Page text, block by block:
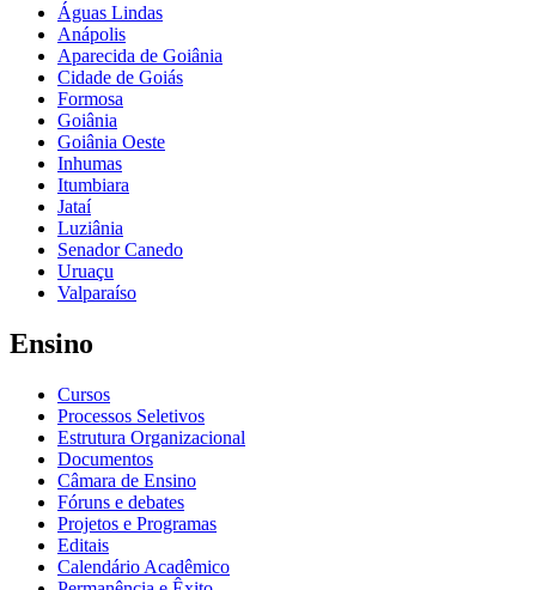
Águas Lindas
Anápolis
Aparecida de Goiânia
Cidade de Goiás
Formosa
Goiânia
Goiânia Oeste
Inhumas
Itumbiara
Jataí
Luziânia
Senador Canedo
Uruaçu
Valparaíso
Ensino
Cursos
Processos Seletivos
Estrutura Organizacional
Documentos
Câmara de Ensino
Fóruns e debates
Projetos e Programas
Editais
Calendário Acadêmico